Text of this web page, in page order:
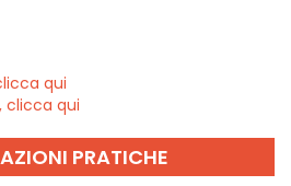
qui
clicca qui
PRATICHE